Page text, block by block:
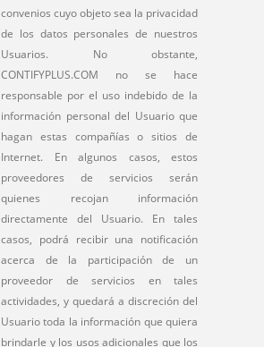
convenios cuyo objeto sea la privacidad
de los datos personales de nuestros
Usuarios. No obstante,
CONTIFYPLUS.COM no se hace
responsable por el uso indebido de la
información personal del Usuario que
hagan estas compañías o sitios de
Internet. En algunos casos, estos
proveedores de servicios serán
quienes recojan información
directamente del Usuario. En tales
casos, podrá recibir una notificación
acerca de la participación de un
proveedor de servicios en tales
actividades, y quedará a discreción del
Usuario toda la información que quiera
brindarle y los usos adicionales que los